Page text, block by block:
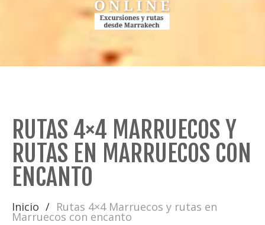
RUTAS 4×4 MARRUECOS Y
RUTAS EN MARRUECOS CON
ENCANTO
Inicio Rutas 4×4 Marruecos y rutas en
Marruecos con encanto